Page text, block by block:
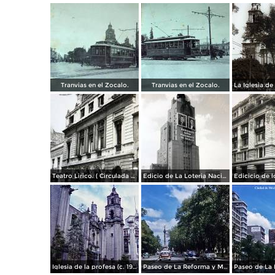
Tranvias en el Zocalo. Tranvias en el Zocalo.
Teatro Lirico. ( Circulada el 1 de Agosto de 1926 ). Edicio de La Loteria Nacional Ciudad de México Abril de 1964
Iglesia de la profesa (c. 1950) Paseo de La Reforma y Mto a La Independencia 1950 Paseo de La